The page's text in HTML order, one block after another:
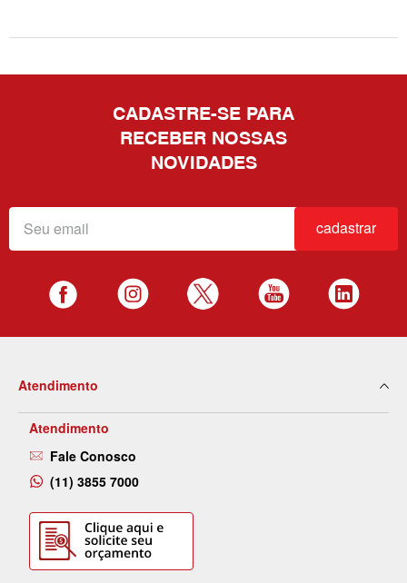
CADASTRE-SE PARA
RECEBER NOSSAS
NOVIDADES
cadastrar
Atendimento
Atendimento
Fale Conosco
(11) 3855 7000